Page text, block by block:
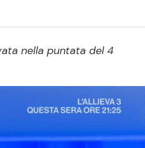
in TV
Feste
per Bambini
nella puntata del 4